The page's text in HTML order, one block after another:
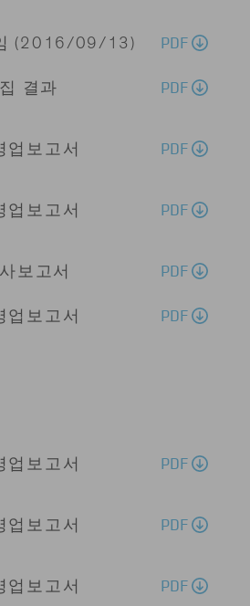
(2016/09/13) PDF
결과
PDF
보고서
PDF
보고서
PDF
보고서 PDF
보고서
PDF
보고서
PDF
보고서
PDF
보고서
PDF